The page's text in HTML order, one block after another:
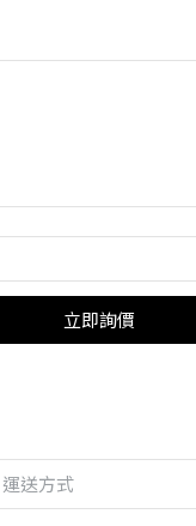
立即詢價
運送方式